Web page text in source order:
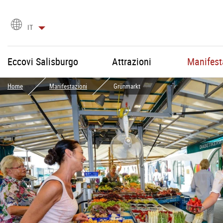
Scegli
lingua
IT
Eccovi Salisburgo Attrazioni
Home Manifestazioni Grünmarkt